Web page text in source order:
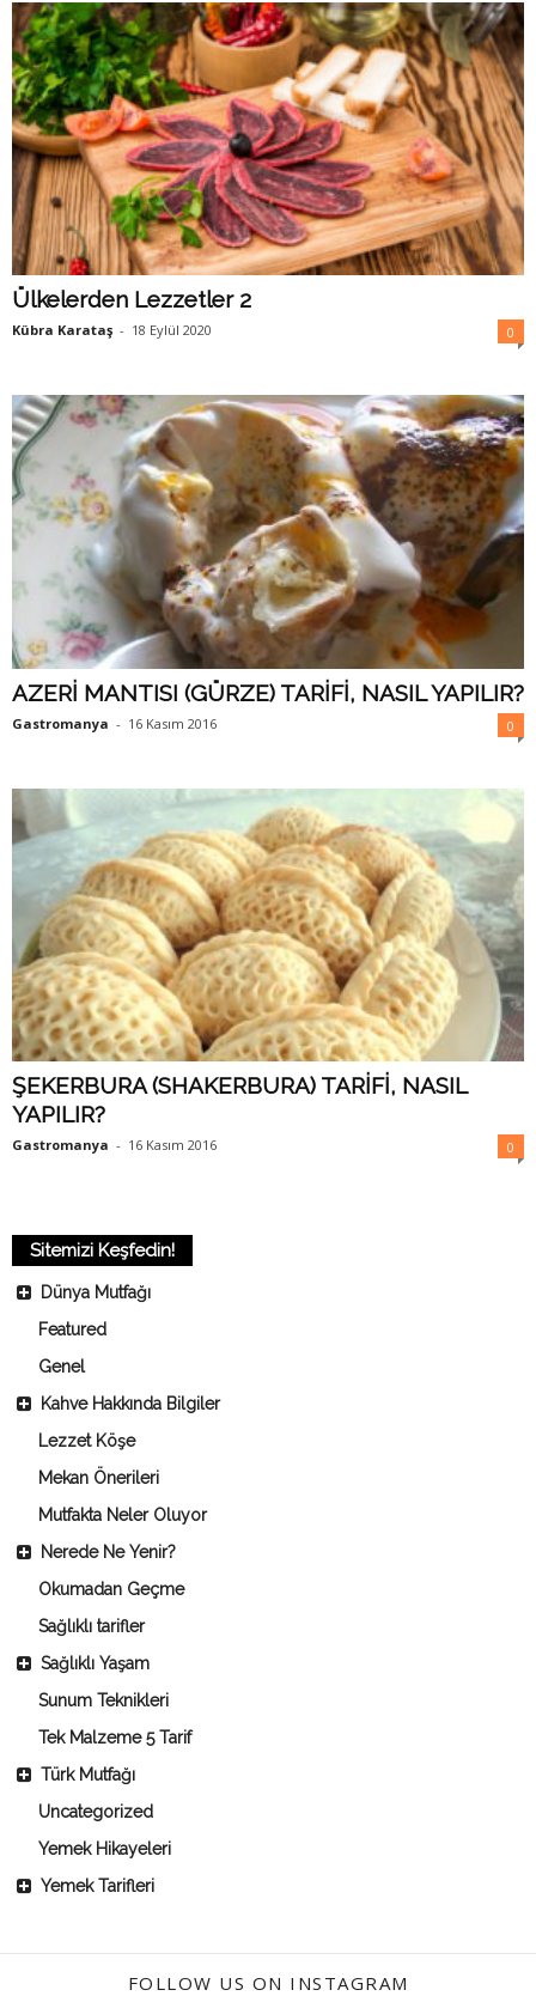
Ülkelerden Lezzetler 2
Kübra Karataş - 18 Eylül 2020 0
AZERİ MANTISI (GÜRZE) TARİFİ, NASIL YAPILIR?
Gastromanya - 16 Kasım 2016 0
ŞEKERBURA (SHAKERBURA) TARİFİ, NASIL
YAPILIR?
Gastromanya - 16 Kasım 2016 0
Sitemizi Keşfedin!
Dünya Mutfağı
Featured
Genel
Kahve Hakkında Bilgiler
Lezzet Köşe
Mekan Önerileri
Mutfakta Neler Oluyor
Nerede Ne Yenir?
Okumadan Geçme
Sağlıklı tarifler
Sağlıklı Yaşam
Sunum Teknikleri
Tek Malzeme 5 Tarif
Türk Mutfağı
Uncategorized
Yemek Hikayeleri
Yemek Tarifleri
FOLLOW US ON INSTAGRAM